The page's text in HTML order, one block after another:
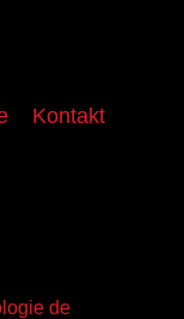
Kontakt
de